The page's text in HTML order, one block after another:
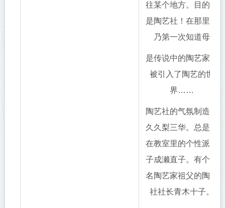
往某个地方。目的地
是陶艺社！在那里姬
乃第一次知道母
是传说中的陶艺家，
被引入了陶艺的世
界……
陶艺社的气氛制造者
久久梨三华。总是呆
在教室里的个性派女
子成濑直子。有个知
名陶艺家祖父的陶艺
社社长青木十子。